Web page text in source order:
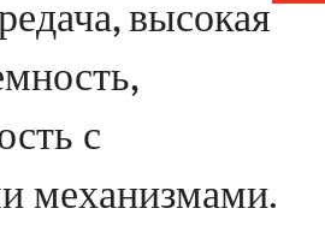
высокая
с
механизмами.